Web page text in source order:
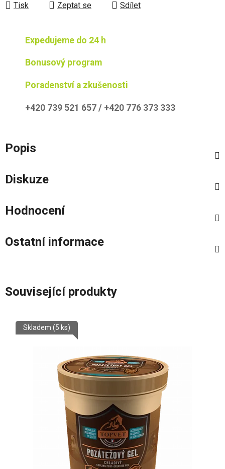
Tisk Zeptat se Sdílet
Expedujeme do 24 h
Bonusový program
Poradenství a zkušenosti
+420 739 521 657 / +420 776 373 333
Popis
Diskuze
Hodnocení
Ostatní informace
Související produkty
Skladem (5 ks)